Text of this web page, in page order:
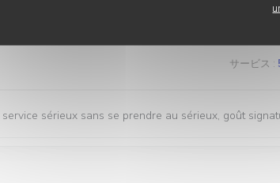
サービス :
sérieux sans se prendre au sérieux, goût